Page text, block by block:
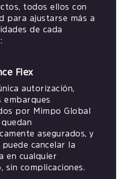
todos ellos con
para ajustarse más a
de cada
Flex
autorización,
embarques
por Mimpo Global
quedan
asegurados, y
cancelar la
en cualquier
sin complicaciones.